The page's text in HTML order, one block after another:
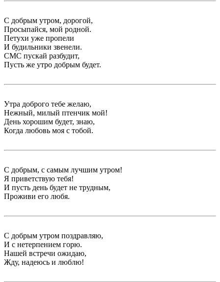
С добрым утром, дорогой,
Просыпайся, мой родной.
Петухи уже пропели
И будильники звенели.
СМС пускай разбудит,
Пусть же утро добрым будет.
Утра доброго тебе желаю,
Нежный, милый птенчик мой!
День хорошим будет, знаю,
Когда любовь моя с тобой.
С добрым, с самым лучшим утром!
Я приветствую тебя!
И пусть день будет не трудным,
Проживи его любя.
С добрым утром поздравляю,
И с нетерпением горю.
Нашей встречи ожидаю,
Жду, надеюсь и люблю!